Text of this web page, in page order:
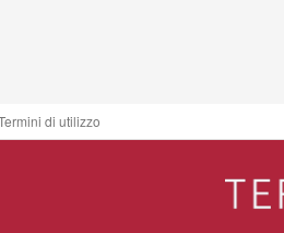
di utilizzo